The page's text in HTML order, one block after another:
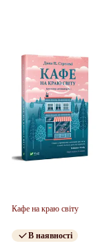
Кафе на краю світу
В наявності